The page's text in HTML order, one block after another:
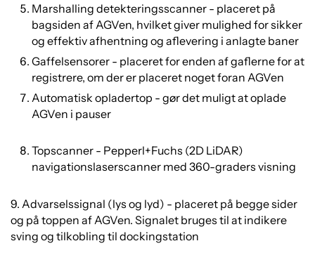
Marshalling detekteringsscanner - placeret på
bagsiden af AGVen, hvilket giver mulighed for sikker
og effektiv afhentning og aflevering i anlagte baner
Gaffelsensorer - placeret for enden af gaflerne for at
registrere, om der er placeret noget foran AGVen
Automatisk opladertop - gør det muligt at oplade
AGVen i pauser
Topscanner - Pepperl+Fuchs (2D LiDAR)
navigationslaserscanner med 360-graders visning
9. Advarselssignal (lys og lyd) - placeret på begge sider
og på toppen af AGVen. Signalet bruges til at indikere
sving og tilkobling til dockingstation